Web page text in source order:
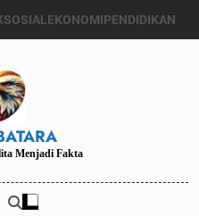
SOSIALEKONOMIPENDIDIKAN
Menjadi Fakta